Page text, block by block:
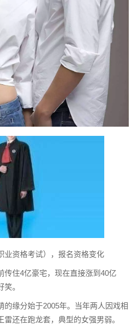
业资格考试），报名资格变化
传住4亿豪宅，现在直接涨到40亿
。
的缘分始于2005年。当年两人因戏相
还在跑龙套，典型的女强男弱。